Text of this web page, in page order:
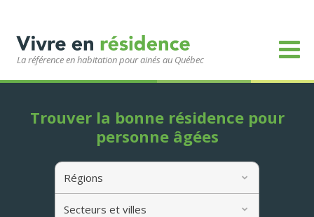
La référence en habitation pour ainés au Québec
Régions
Secteurs et villes
Trouver la bonne résidence pour
personne âgées